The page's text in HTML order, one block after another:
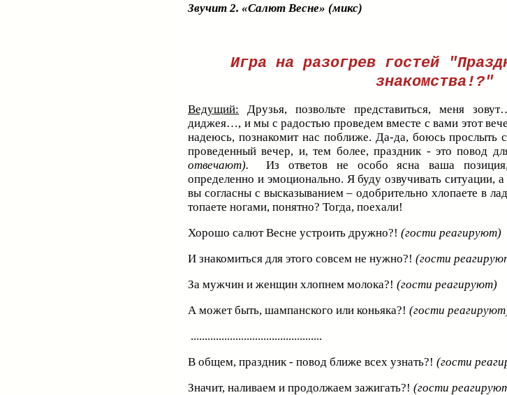
Звучит 2. «Салют Весне» (микс)
Игра на разогрев гостей
знакомства!?"
Ведущий: Друзья, позвольте представиться, меня
диджея…, и мы с радостью проведем вместе с вами этот
надеюсь, познакомит нас поближе. Да-да, боюсь прослыть
проведенный вечер, и, тем более, праздник - это повод
отвечают).Из ответов не особо ясна ваша
определенно и эмоционально. Я буду озвучивать ситуации,
вы согласны с высказыванием – одобрительно хлопаете в
топаете ногами, понятно? Тогда, поехали!
Хорошо салют Весне устроить дружно?! (гости реагируют)
И знакомиться для этого совсем не нужно?! (гости
За мужчин и женщин хлопнем молока?! (гости реагируют)
А может быть, шампанского или коньяка?! (гости
...............................................
В общем, праздник - повод ближе всех узнать?! (гости
Значит, наливаем и продолжаем зажигать?! (гости